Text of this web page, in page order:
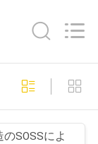
製造
SOSSによ